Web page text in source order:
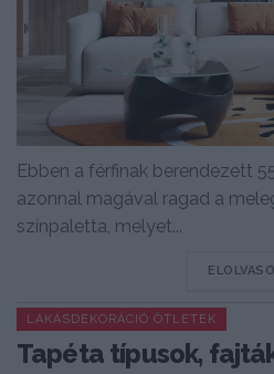
Ebben a férfinak berendezett
azonnal magával ragad a
színpaletta, melyet...
LAKÁSDEKORÁCIÓ ÖTLETEK
Tapéta típusok,